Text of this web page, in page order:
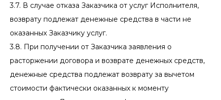
3.7. В случае отказа Заказчика от услуг Исполнителя,
возврату подлежат денежные средства в части не
оказанных Заказчику услуг.
3.8. При получении от Заказчика заявления о
расторжении договора и возврате денежных средств,
денежные средства подлежат возврату за вычетом
стоимости фактически оказанных к моменту